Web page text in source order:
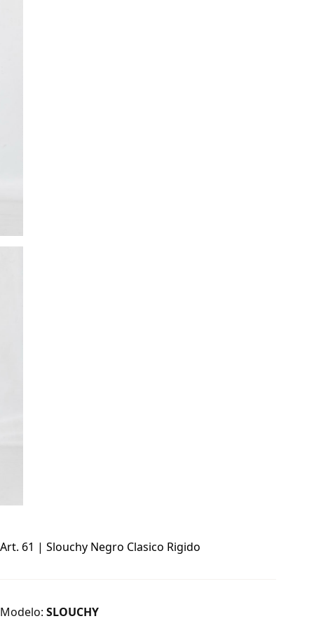
Art. 61 | Slouchy Negro Clasico Rigido
Modelo: SLOUCHY